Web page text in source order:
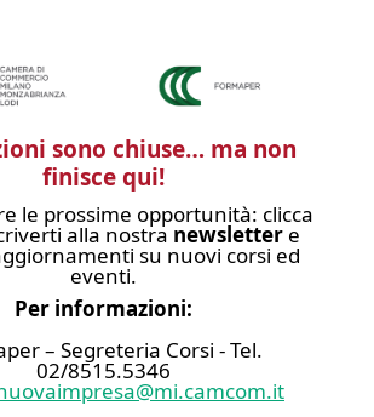
sono chiuse… ma non
finisce qui!
le prossime opportunità: clicca
alla nostra newsletter e
su nuovi corsi ed
eventi.
Per informazioni:
– Segreteria Corsi - Tel.
02/8515.5346